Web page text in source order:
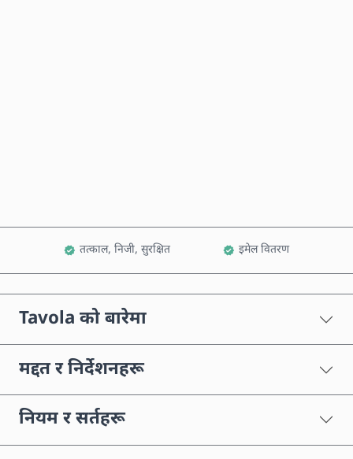
तत्काल, निजी, सुरक्षित इमेल वितरण
Tavola को बारेमा
मद्दत र निर्देशनहरू
नियम र सर्तहरू